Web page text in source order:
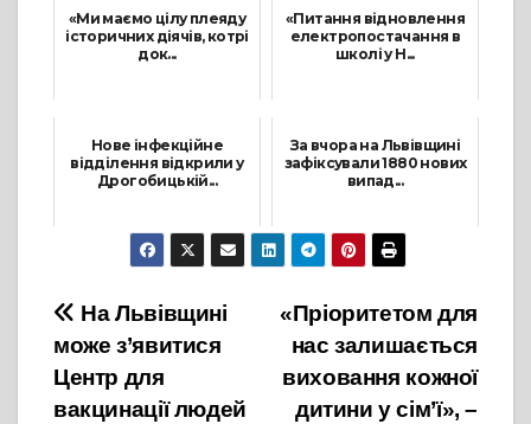
«Ми маємо цілу плеяду
історичних діячів, котрі
док...
«Питання відновлення
електропостачання в
школі у Н...
Нове інфекційне
відділення відкрили у
Дрогобицькій...
8 Жовтня, 2021
За вчора на Львівщині
зафіксували 1880 нових
випад...
30 Жовтня, 2021
Навігація
записів
«Пріоритетом для
нас залишається
виховання кожної
дитини у сім’ї», –
На Львівщині
може з’явитися
Центр для
вакцинації людей